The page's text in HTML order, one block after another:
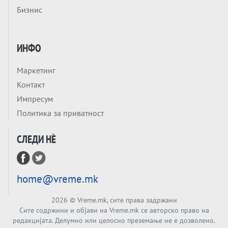
европската уметност за уредување на
голем потрес?
Кинеска ракета испукана во Пацификот.
Што значи тоа за СТРАТЕШКИОТ ЈАЗИК
ВО СВЕТОТ?
Tема
Бизнис
ИНФО
Маркетинг
Контакт
Импресум
Политика за приватност
СЛЕДИ НÈ
home@vreme.mk
2026 © Vreme.mk, сите права задржани
Сите содржини и објави на Vreme.mk се авторско право на
редакцијата. Делумно или целосно преземање не е дозволено.